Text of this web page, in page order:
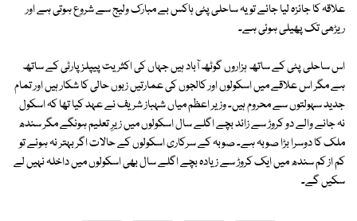
علاقہ کا جائزہ لیا جائے تو یہ ساحلی پٹی ہاکس بے مبارک ولیج سے شروع ہوتی ہے اور
ریڑھی تک پھیلی ہوئی ہے۔
اس ساحلی پٹی کے ساتھ ہزاروں گوٹھ آباد ہیں جہاں کی اکثریت پیپلز پارٹی کے ساتھ
ہے مگر اس علاقے میں اسکولوں اور کالجوں کی عمارتیں زبوں حالی کا شکار ہیں اور تمام
جدید سہولتوں سے محروم ہیں۔ وزیر اعظم میاں شہباز شریف نے عہد کیا تھا کہ اسکول
نہ جانے والے دو کروڑ سے زائد بچے اگلے سال اسکولوں میں زیرِ تعلیم ہونگے مگر سندھ
ملک کا دوسرا بڑا صوبہ ہے۔ صوبہ کے سرکاری اسکولوں کے حالات اگر بہتر نہ ہوئے تو
کم از کم سندھ میں ایک کروڑ سے زیادہ بچے اگلے سال بھی اسکولوں میں داخلہ نہیں لے
سکیں گے۔